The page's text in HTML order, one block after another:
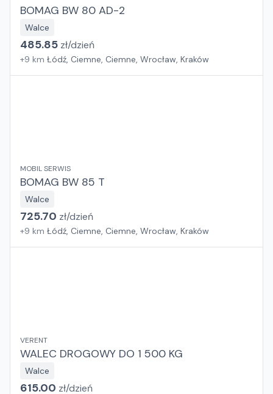
BOMAG BW 80 AD-2
Walce
485.85 zł/dzień
+9 km Łódź, Ciemne, Ciemne, Wrocław, Kraków
MOBIL SERWIS
BOMAG BW 85 T
Walce
725.70 zł/dzień
+9 km Łódź, Ciemne, Ciemne, Wrocław, Kraków
VERENT
WALEC DROGOWY DO 1 500 KG
Walce
615.00 zł/dzień